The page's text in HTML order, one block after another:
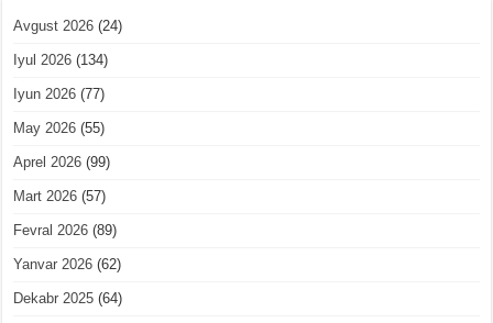
Avgust 2026 (24)
Iyul 2026 (134)
Iyun 2026 (77)
May 2026 (55)
Aprel 2026 (99)
Mart 2026 (57)
Fevral 2026 (89)
Yanvar 2026 (62)
Dekabr 2025 (64)